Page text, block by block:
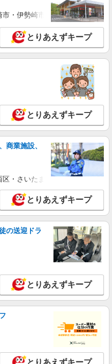
・伊勢崎市・太田市・館林市
とりあえずキープ
とりあえずキープ
商業施設、
・さいたま市岩槻区・久喜市・
とりあえずキープ
の送迎ドラ
とりあえずキープ
とりあえずキープ